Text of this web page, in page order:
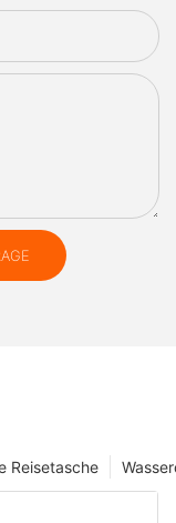
Reisetasche